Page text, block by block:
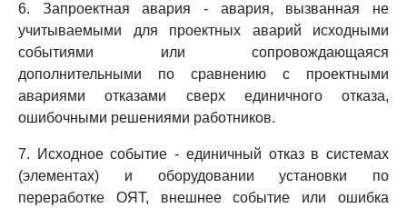
6. Запроектная авария - авария, вызванная не
учитываемыми для проектных аварий исходными
событиями или сопровождающаяся
дополнительными по сравнению с проектными
авариями отказами сверх единичного отказа,
ошибочными решениями работников.
7. Исходное событие - единичный отказ в системах
(элементах) и оборудовании установки по
переработке ОЯТ, внешнее событие или ошибка